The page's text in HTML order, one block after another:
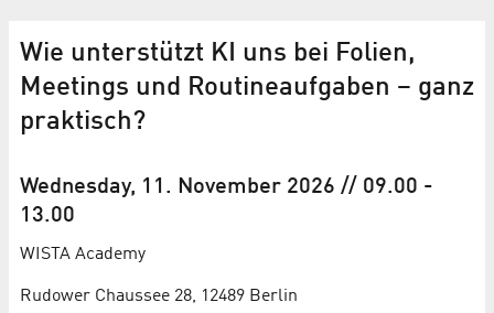
Wie unterstützt KI uns bei Folien,
Meetings und Routine­aufgaben – ganz
praktisch?
Wednesday, 11. November 2026 // 09.00 -
13.00
WISTA Academy
Rudower Chaussee 28, 12489 Berlin